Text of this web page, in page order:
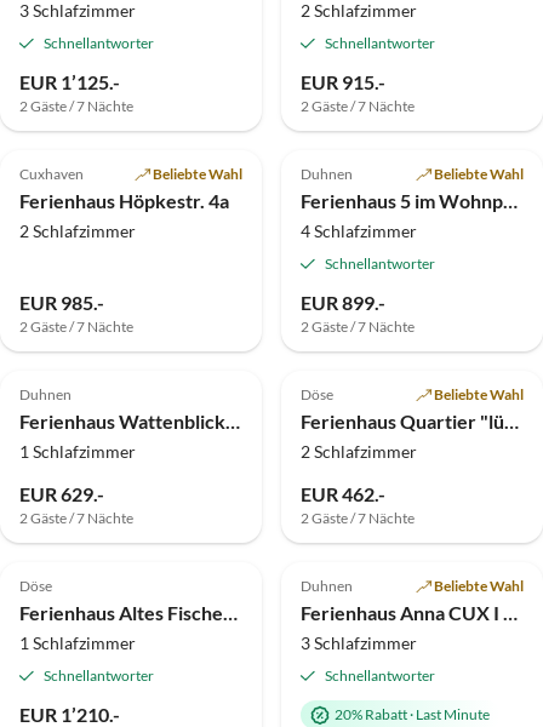
3 Schlafzimmer
Schnellantworter
EUR 1’125.-
2 Gäste / 7 Nächte
2 Schlafzimmer
Schnellantworter
EUR 915.-
2 Gäste / 7 Nächte
Top-Inserat
5.0 (7)
Cuxhaven Beliebte Wahl
Ferienhaus Höpkestr. 4a
2 Schlafzimmer
EUR 985.-
2 Gäste / 7 Nächte
Top-Inserat
5.0 (7)
Duhnen Beliebte Wahl
4 Schlafzimmer
Schnellantworter
EUR 899.-
2 Gäste / 7 Nächte
5.0 (5)
Duhnen
1 Schlafzimmer
EUR 629.-
2 Gäste / 7 Nächte
Top-Inserat
4.1 (4)
Döse Beliebte Wahl
2 Schlafzimmer
EUR 462.-
2 Gäste / 7 Nächte
Virtuelle
Tour
Top-Inserat
5.0 (3)
Döse
1 Schlafzimmer
Schnellantworter
EUR 1’210.-
Top-Inserat
Duhnen Beliebte Wahl
3 Schlafzimmer
Schnellantworter
20% Rabatt· Last Minute